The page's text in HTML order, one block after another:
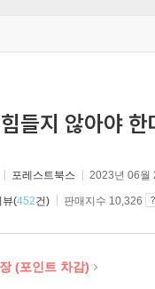
들지 않아야
포레스트북스 2023년 06월
뷰(452건) 판매지수 10,326
(포인트 차감)